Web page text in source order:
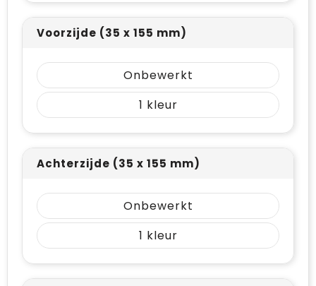
Voorzijde (35 x 155 mm)
Onbewerkt
1
Achterzijde (35 x 155 mm)
Onbewerkt
1